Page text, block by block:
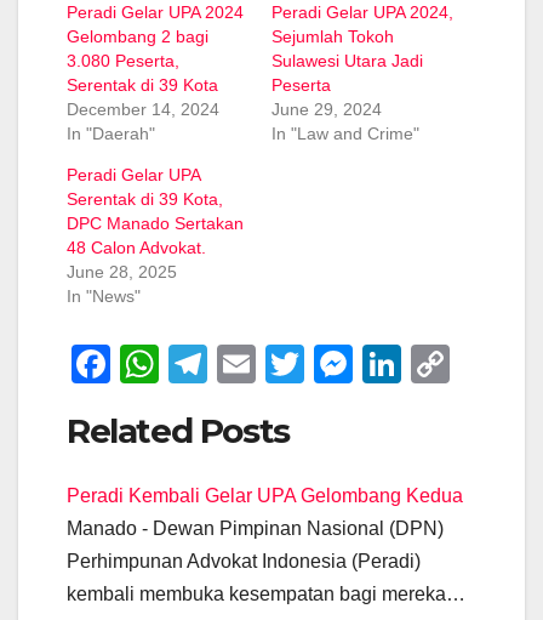
Peradi Gelar UPA 2024
Gelombang 2 bagi
3.080 Peserta,
Serentak di 39 Kota
December 14, 2024
In "Daerah"
Peradi Gelar UPA 2024,
Sejumlah Tokoh
Sulawesi Utara Jadi
Peserta
June 29, 2024
In "Law and Crime"
Peradi Gelar UPA
Serentak di 39 Kota,
DPC Manado Sertakan
48 Calon Advokat.
June 28, 2025
In "News"
F
c
e
b
o
o
W
at
s
A
p
p
T
e
gr
a
m
E
ail
T
er
M
e
n
g
er
Li
e
dI
n
y
k
Related Posts
Peradi Kembali Gelar UPA Gelombang Kedua
Manado - Dewan Pimpinan Nasional (DPN)
Perhimpunan Advokat Indonesia (Peradi)
kembali membuka kesempatan bagi mereka…